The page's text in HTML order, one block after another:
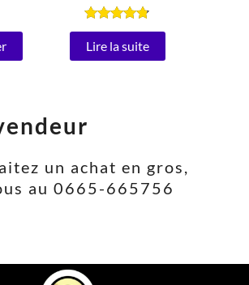
(1000W)
Note
4.67
Lire la suite
un achat en gros,
au 0665-665756